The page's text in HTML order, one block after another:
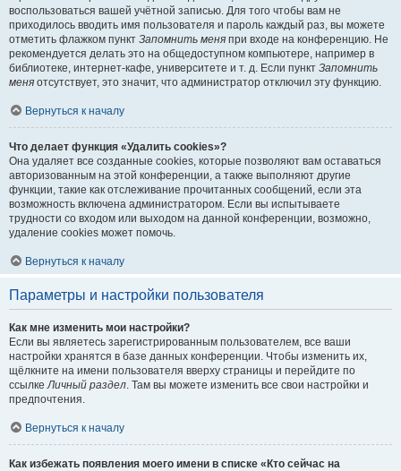
воспользоваться вашей учётной записью. Для того чтобы вам не
приходилось вводить имя пользователя и пароль каждый раз, вы можете
отметить флажком пункт Запомнить меня при входе на конференцию. Не
рекомендуется делать это на общедоступном компьютере, например в
библиотеке, интернет-кафе, университете и т. д. Если пункт Запомнить
меня отсутствует, это значит, что администратор отключил эту функцию.
Вернуться к началу
Что делает функция «Удалить cookies»?
Она удаляет все созданные cookies, которые позволяют вам оставаться
авторизованным на этой конференции, а также выполняют другие
функции, такие как отслеживание прочитанных сообщений, если эта
возможность включена администратором. Если вы испытываете
трудности со входом или выходом на данной конференции, возможно,
удаление cookies может помочь.
Вернуться к началу
Параметры и настройки пользователя
Как мне изменить мои настройки?
Если вы являетесь зарегистрированным пользователем, все ваши
настройки хранятся в базе данных конференции. Чтобы изменить их,
щёлкните на имени пользователя вверху страницы и перейдите по
ссылкеЛичный раздел. Там вы можете изменить все свои настройки и
предпочтения.
Вернуться к началу
Как избежать появления моего имени в списке «Кто сейчас на